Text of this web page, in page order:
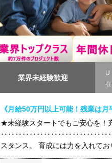
業界未経験歓迎
U
《月給50万円以上可能！残業は
★未経験スタートでもご安心を！
スタンス。 育成には力を入れてお